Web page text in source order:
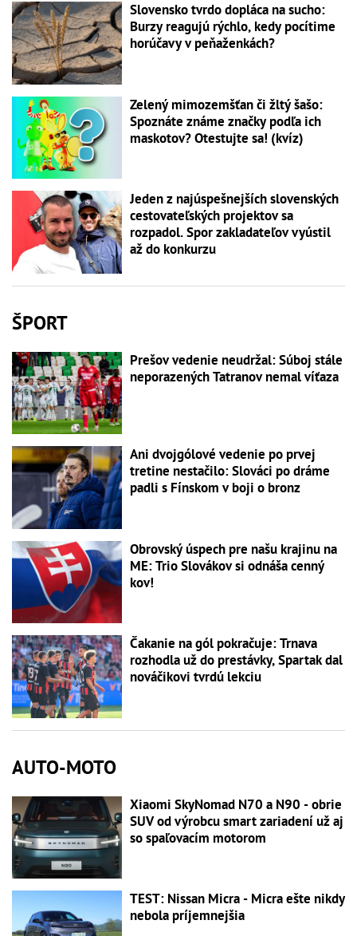
Slovensko tvrdo dopláca na sucho:
Burzy reagujú rýchlo, kedy pocítime
horúčavy v peňaženkách?
Zelený mimozemšťan či žltý šašo:
Spoznáte známe značky podľa ich
maskotov? Otestujte sa! (kvíz)
Jeden z najúspešnejších slovenských
cestovateľských projektov sa
rozpadol. Spor zakladateľov vyústil
až do konkurzu
ŠPORT
Prešov vedenie neudržal: Súboj stále
neporazených Tatranov nemal víťaza
Ani dvojgólové vedenie po prvej
tretine nestačilo: Slováci po dráme
padli s Fínskom v boji o bronz
Obrovský úspech pre našu krajinu na
ME: Trio Slovákov si odnáša cenný
kov!
Čakanie na gól pokračuje: Trnava
rozhodla už do prestávky, Spartak dal
nováčikovi tvrdú lekciu
AUTO-MOTO
Xiaomi SkyNomad N70 a N90 - obrie
SUV od výrobcu smart zariadení už aj
so spaľovacím motorom
TEST: Nissan Micra - Micra ešte nikdy
nebola príjemnejšia